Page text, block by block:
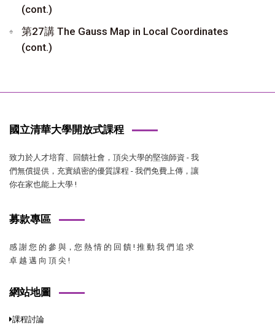
(cont.)
第27講 The Gauss Map in Local Coordinates
(cont.)
國立清華大學開放式課程
致力於人才培育、回饋社會，頂尖大學的堅強師資 - 我
們無償提供，充實縝密的優質課程 - 我們免費上傳，讓
你在家也能上大學 !
募款專區
感 謝 您 的 參 與，您 熱 情 的 回 饋 ! 推 動 我 們 追 求
卓 越 邁 向 頂 尖 !
網站地圖
課程討論